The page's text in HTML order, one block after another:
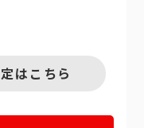
はこちら